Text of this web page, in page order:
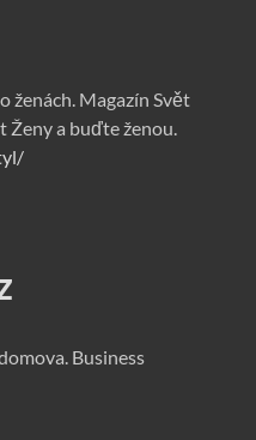
ženách. Magazín Svět
Ženy a buďte ženou.
Business